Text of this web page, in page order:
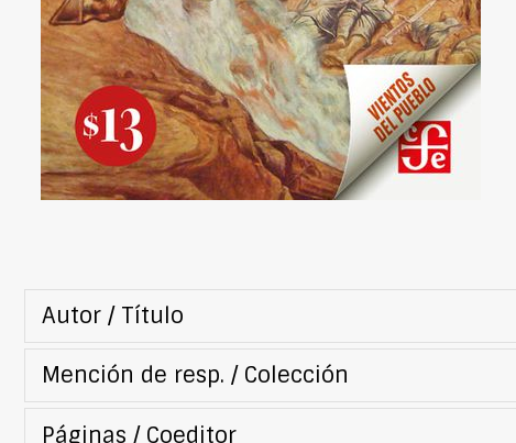
Autor / Título
Mención de resp. / Colección
Páginas / Coeditor